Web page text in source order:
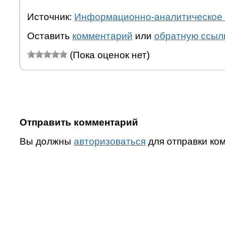
Источник: Информационно-аналитическое
Оставить комментарий или обратную
(Пока оценок нет)
Отправить комментарий
Вы должны авторизоваться для отправки